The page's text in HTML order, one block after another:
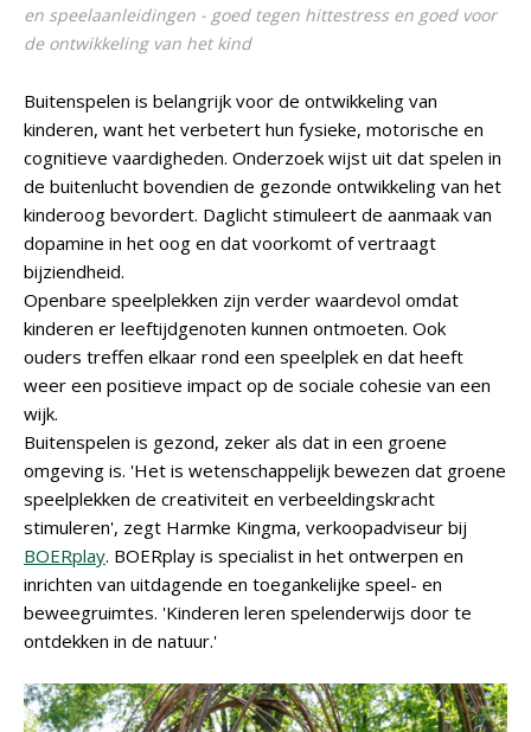
en speelaanleidingen - goed tegen hittestress en goed voor
de ontwikkeling van het kind
Buitenspelen is belangrijk voor de ontwikkeling van
kinderen, want het verbetert hun fysieke, motorische en
cognitieve vaardigheden. Onderzoek wijst uit dat spelen in
de buitenlucht bovendien de gezonde ontwikkeling van het
kinderoog bevordert. Daglicht stimuleert de aanmaak van
dopamine in het oog en dat voorkomt of vertraagt
bijziendheid.
Openbare speelplekken zijn verder waardevol omdat
kinderen er leeftijdgenoten kunnen ontmoeten. Ook
ouders treffen elkaar rond een speelplek en dat heeft
weer een positieve impact op de sociale cohesie van een
wijk.
Buitenspelen is gezond, zeker als dat in een groene
omgeving is. 'Het is wetenschappelijk bewezen dat groene
speelplekken de creativiteit en verbeeldingskracht
stimuleren', zegt Harmke Kingma, verkoopadviseur bij
BOERplay. BOERplay is specialist in het ontwerpen en
inrichten van uitdagende en toegankelijke speel- en
beweegruimtes. 'Kinderen leren spelenderwijs door te
ontdekken in de natuur.'